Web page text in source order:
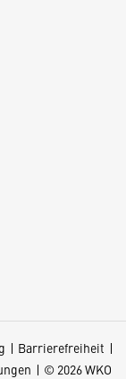
Barrierefreiheit
© 2026 WKO